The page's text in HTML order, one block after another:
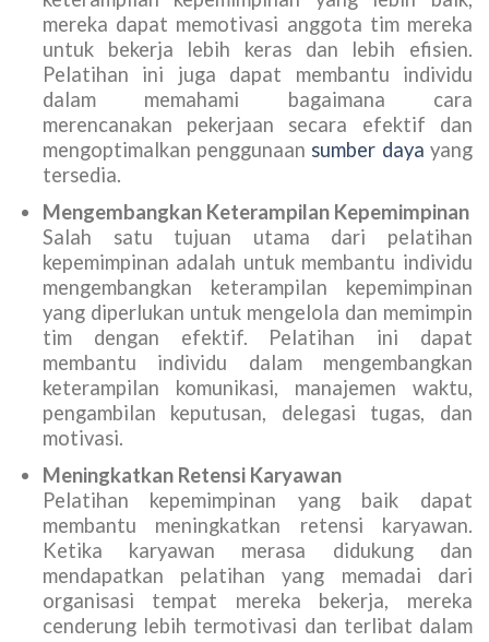
mereka dapat memotivasi anggota tim mereka
untuk bekerja lebih keras dan lebih efisien.
Pelatihan ini juga dapat membantu individu
dalam memahami bagaimana cara
merencanakan pekerjaan secara efektif dan
mengoptimalkan penggunaan sumber daya yang
tersedia.
Mengembangkan Keterampilan Kepemimpinan
Salah satu tujuan utama dari pelatihan
kepemimpinan adalah untuk membantu individu
mengembangkan keterampilan kepemimpinan
yang diperlukan untuk mengelola dan memimpin
tim dengan efektif. Pelatihan ini dapat
membantu individu dalam mengembangkan
keterampilan komunikasi, manajemen waktu,
pengambilan keputusan, delegasi tugas, dan
motivasi.
Meningkatkan Retensi Karyawan
Pelatihan kepemimpinan yang baik dapat
membantu meningkatkan retensi karyawan.
Ketika karyawan merasa didukung dan
mendapatkan pelatihan yang memadai dari
organisasi tempat mereka bekerja, mereka
cenderung lebih termotivasi dan terlibat dalam